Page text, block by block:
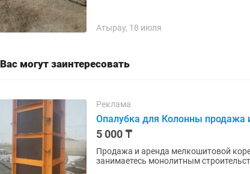
Атырау, 18 июля
Вас могут заинтересовать
Реклама
Опалубка для Колонны продажа
5 000 ₸
Продажа и аренда мелкошитовой
занимаетесь монолитным